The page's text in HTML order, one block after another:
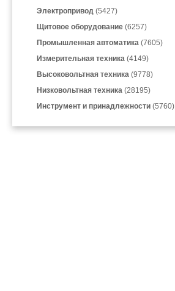
Электропривод (5427)
Щитовое оборудование (6257)
Промышленная автоматика (7605)
Измерительная техника (4149)
Высоковольтная техника (9778)
Низковольтная техника (28195)
Инструмент и принадлежности (5760)